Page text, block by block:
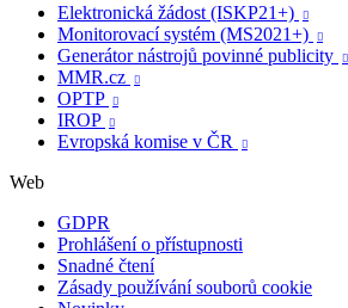
Elektronická žádost (ISKP21+)

Monitorovací systém (MS2021+) 
Generátor nástrojů povinné publicity 
MMR.cz 
OPTP 
IROP 
Evropská komise v ČR 
Web
GDPR
Prohlášení o přístupnosti
Snadné čtení
Zásady používání souborů cookie